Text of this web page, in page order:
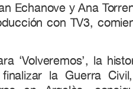
Echanove y Ana
con TV3,
‘Volveremos’, la
la Guerra